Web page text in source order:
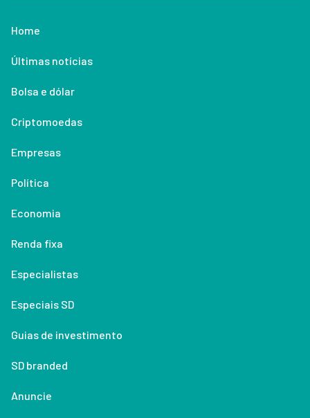
Home
Últimas notícias
Bolsa e dólar
Criptomoedas
Empresas
Política
Economia
Renda fixa
Especialistas
Especiais SD
Guias de investimento
SD branded
Anuncie